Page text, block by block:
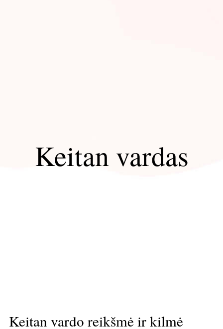
Keitan vardas
Keitan vardo reikšmė ir kilmė